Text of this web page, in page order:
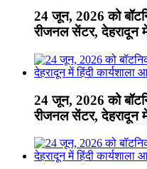
24 जून, 2026 को
रीजनल सेंटर, देहरादून
24 जून, 2026 को
रीजनल सेंटर, देहरादून